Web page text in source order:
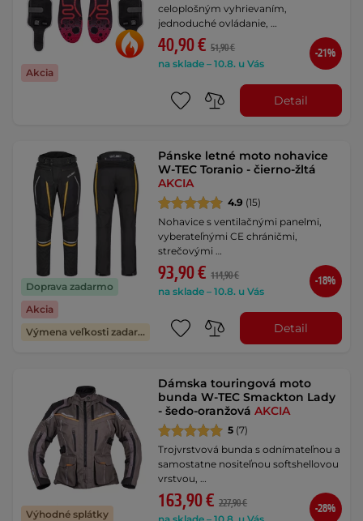
Akcia
celoplošným vyhrievaním,
jednoduché ovládanie, …
40,90 € 51,90 €
na sklade – 10.8. u Vás
-21%
Detail
Doprava zadarmo
Akcia
Výmena veľkosti zadarmo
Pánske letné moto nohavice
W-TEC Toranio - čierno-žltá
AKCIA
4.9 (15)
Nohavice s ventilačnými panelmi,
vyberateľnými CE chráničmi,
strečovými …
93,90 € 114,90 €
na sklade – 10.8. u Vás
-18%
Detail
Výhodné splátky
Dámska touringová moto
bunda W-TEC Smackton Lady
- šedo-oranžováAKCIA
5 (7)
Trojvrstvová bunda s odnímateľnou a
samostatne nositeľnou softshellovou
vrstvou, …
163,90 € 227,90 €
-28%